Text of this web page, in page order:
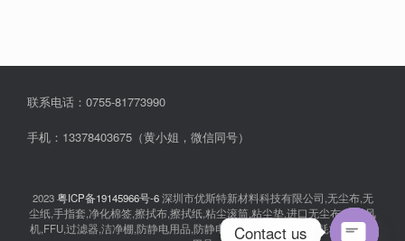
联系电话：0755-81773990
手机：13378403675（黄小姐，微信同号）
2023粤ICP备19145966号-6深圳市优斯特新材料科技有限公司,无尘布,无
尘纸,手指套,净化棉签,擦拭布,擦拭纸,粘尘滚筒,粘尘垫,进口无尘布,离子风
机,FFU,过滤器,洁净棚,防静电用品,防静电衣服,无尘室消耗品,耗材,实验室
Contact us